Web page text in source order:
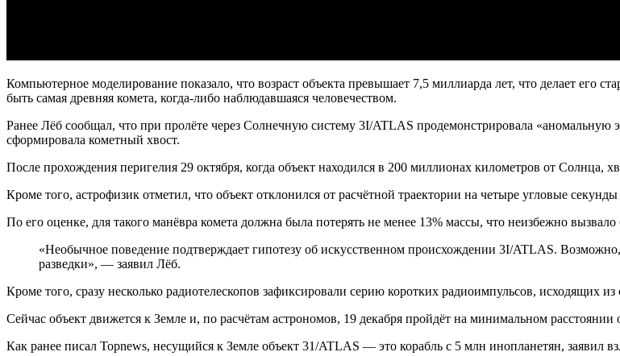
Компьютерное моделирование показало, что возраст объекта превышает 7,5 миллиарда лет, что делает его
быть самая древняя комета, когда-либо наблюдавшаяся человечеством.
Ранее Лёб сообщал, что при пролёте через Солнечную систему 3I/ATLAS продемонстрировала
сформировала кометный хвост.
После прохождения перигелия 29 октября, когда объект находился в 200 миллионах километров от Солнца,
Кроме того, астрофизик отметил, что объект отклонился от расчётной траектории на четыре угловые
По его оценке, для такого манёвра комета должна была потерять не менее 13% массы, что неизбежно
«Необычное поведение подтверждает гипотезу об искусственном происхождении 3I/ATLAS.
разведки», — заявил Лёб.
Кроме того, сразу несколько радиотелескопов зафиксировали серию коротких радиоимпульсов, исходящих
Сейчас объект движется к Земле и, по расчётам астрономов, 19 декабря пройдёт на минимальном
Как ранее писал Topnews, несущийся к Земле объект 31/ATLAS — это корабль с 5 млн инопланетян, заявил